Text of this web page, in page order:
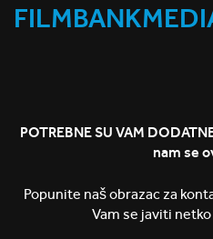
POTREBNE SU VAM
nam se
Popunite naš obrazac za
Vam se javiti